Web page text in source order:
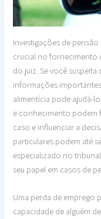
Investigações de
crucial no fornecimento
do juiz. Se você
informações
alimentícia pode ajudá-
e conhecimento podem
caso e influenciar a
particulares podem até
especializado no
seu papel em casos de
Uma perda de emprego
capacidade de alguém